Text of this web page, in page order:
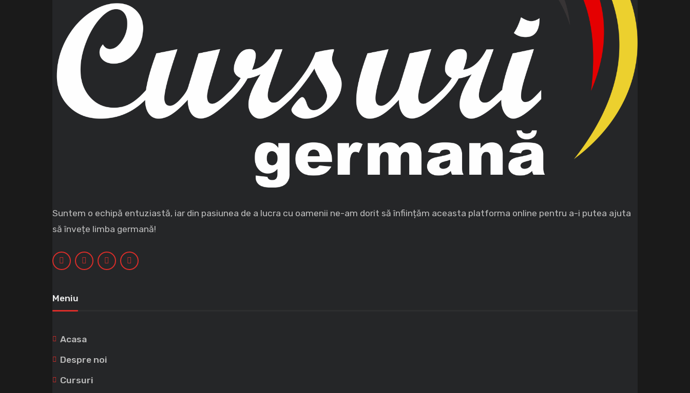
Suntem o echipă entuziastă, iar din pasiunea de a lucra cu oamenii ne-am dorit să înființăm aceasta platforma online pentru a-i putea ajuta
să învețe limba germană!
Meniu
Acasa
Despre noi
Cursuri